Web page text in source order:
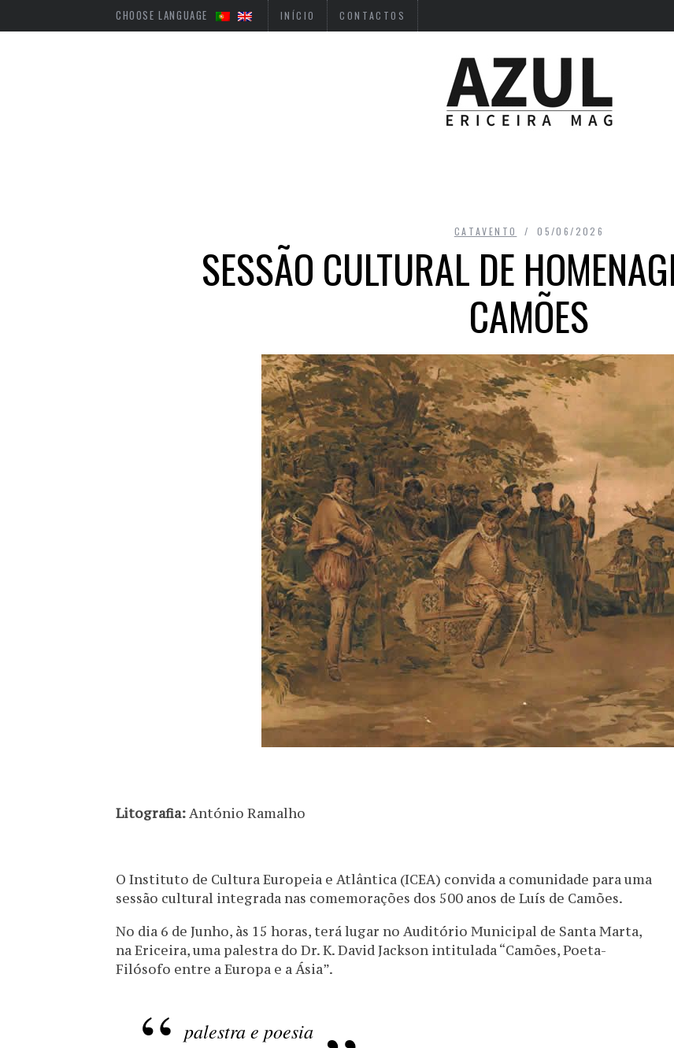
CHOOSE LANGUAGE INÍCIO CONTACTOS
CATAVENTO 05/06/2026
SESSÃO CULTURAL DE
CAMÕES
Litografia:António Ramalho
O Instituto de Cultura Europeia e Atlântica (ICEA) convida a comunidade para uma
sessão cultural integrada nas comemorações dos 500 anos de Luís de Camões.
No dia 6 de Junho, às 15 horas, terá lugar no Auditório Municipal de Santa Marta,
na Ericeira, uma palestra do Dr. K. David Jackson intitulada “Camões, Poeta-
Filósofo entre a Europa e a Ásia”.
palestra e poesia